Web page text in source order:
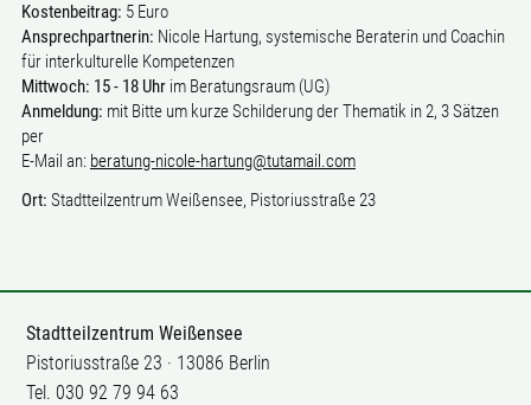
Kostenbeitrag: 5 Euro
Ansprechpartnerin: Nicole Hartung, systemische Beraterin und Coachin
für interkulturelle Kompetenzen
Mittwoch: 15 - 18 Uhr im Beratungsraum (UG)
Anmeldung: mit Bitte um kurze Schilderung der Thematik in 2, 3 Sätzen
per
E-Mail an: beratung-nicole-hartung@tutamail.com
Ort: Stadtteilzentrum Weißensee, Pistoriusstraße 23
Stadtteilzentrum Weißensee
Pistoriusstraße 23 · 13086 Berlin
Tel. 030 92 79 94 63